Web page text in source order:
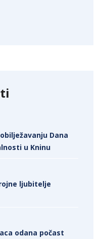
Dana
u Kninu
ljubitelje
odana počast